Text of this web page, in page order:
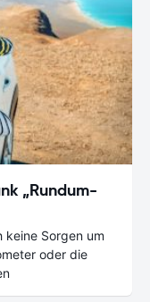
„Rundum-
keine Sorgen um
oder die